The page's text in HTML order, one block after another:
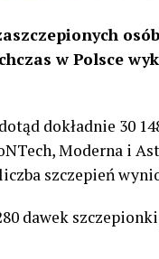
w Polsce
dokładnie 30
Moderna i
szczepień
dawek